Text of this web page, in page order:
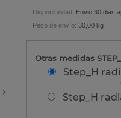
Disponibilidad: Envio 30 dias
Peso de envío:30,00 kg
Otras medidas
Step_H
Step_H